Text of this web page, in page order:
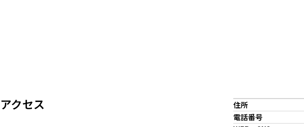
アクセス 住所
電話番号